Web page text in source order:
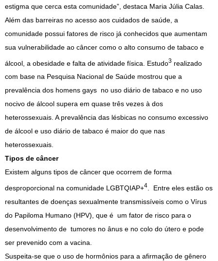
estigma que cerca esta comunidade”, destaca Maria Júlia Calas.
Além das barreiras no acesso aos cuidados de saúde, a
comunidade possui fatores de risco já conhecidos que aumentam
sua vulnerabilidade ao câncer como o alto consumo de tabaco e
álcool, a obesidade e falta de atividade física. Estudo3 realizado
com base na Pesquisa Nacional de Saúde mostrou que a
prevalência dos homens gays no uso diário de tabaco e no uso
nocivo de álcool supera em quase três vezes à dos
heterossexuais. A prevalência das lésbicas no consumo excessivo
de álcool e uso diário de tabaco é maior do que nas
heterossexuais.
Tipos de câncer
Existem alguns tipos de câncer que ocorrem de forma
desproporcional na comunidade LGBTQIAP+4
. Entre eles estão os
resultantes de doenças sexualmente transmissíveis como o Vírus
do Papiloma Humano (HPV), que é um fator de risco para o
desenvolvimento de tumores no ânus e no colo do útero e pode
ser prevenido com a vacina.
Suspeita-se que o uso de hormônios para a afirmação de gênero